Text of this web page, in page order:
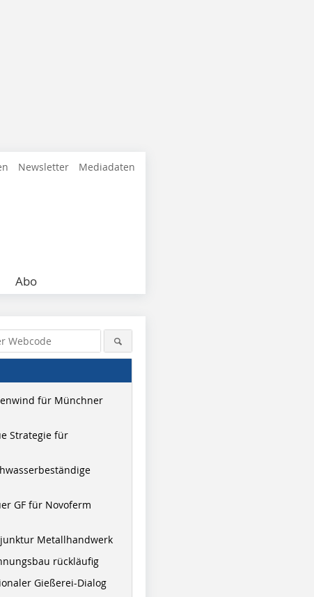
Newsletter Mediadaten
Abo
für Münchner
Strategie für
GF für Novoferm
Metallhandwerk
rückläufig
Gießerei-Dialog